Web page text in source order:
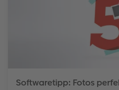
Softwaretipp: Fotos